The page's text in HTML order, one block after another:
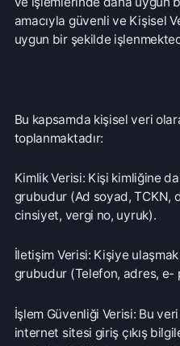
Kimlik Verisi: Kişi kimliğine dair
grubudur (Ad soyad, TCKN,
grubudur (Telefon, adres, e-
veri türlerini ifade etmektedir.
Toplanan kişisel verileriniz;
• Firma ile ilişkisi olan gerçek
kurum ve kuruluşların
hizmetlerinden
ilgili iş birimlerimiz tarafından